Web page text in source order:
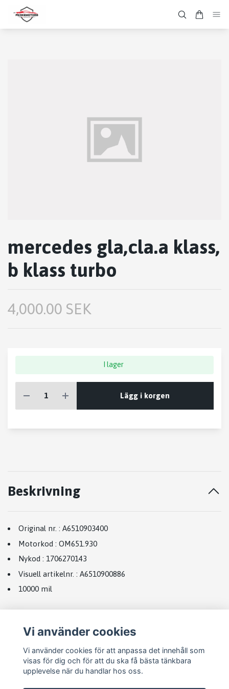
mercedes gla,cla.a klass,
b klass turbo
4,000.00 SEK
I lager
Lägg i korgen
Beskrivning
Original nr. : A6510903400
Motorkod : OM651.930
Nykod : 1706270143
Visuell artikelnr. : A6510900886
10000 mil
Vi använder cookies
Vi använder cookies för att anpassa det innehåll som
visas för dig och för att du ska få bästa tänkbara
upplevelse när du handlar hos oss.